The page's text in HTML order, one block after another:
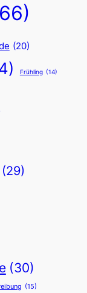
(20)
Frühling (14)
(29)
(30)
(15)